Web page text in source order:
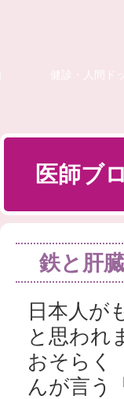
健診・人間ド
医師ブ
鉄と肝臓
日本人が
と思われ
おそらく
んが言う